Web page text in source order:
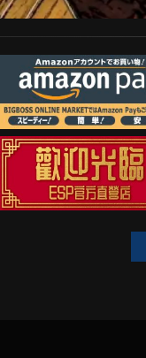
Amazon Pay
歓迎工臨